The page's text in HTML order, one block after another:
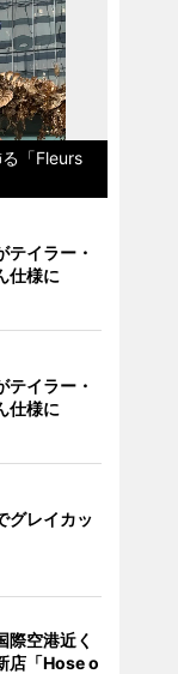
「Fleurs
テイラー・
仕様に
テイラー・
仕様に
グレイカッ
際空港近く
店「Hose o